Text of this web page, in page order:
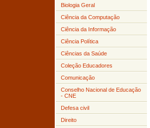
Biologia Geral
Ciência da Computação
Ciência da Informação
Ciência Política
Ciências da Saúde
Coleção Educadores
Comunicação
Conselho Nacional de Educação
- CNE
Defesa civil
Direito